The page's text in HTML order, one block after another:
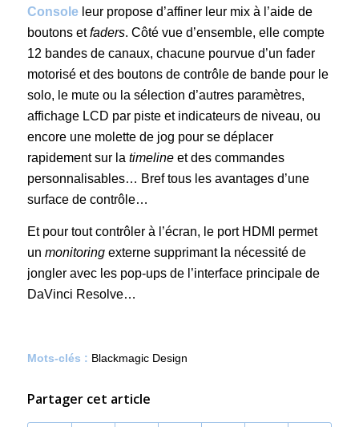
Consoleleur propose d’affiner leur mix à l’aide de
boutons etfaders. Côté vue d’ensemble, elle compte
12 bandes de canaux, chacune pourvue d’un fader
motorisé et des boutons de contrôle de bande pour le
solo, le mute ou la sélection d’autres paramètres,
affichage LCD par piste et indicateurs de niveau, ou
encore une molette de jog pour se déplacer
rapidement sur la timelineet des commandes
personnalisables… Bref tous les avantages d’une
surface de contrôle…
Et pour tout contrôler à l’écran, le port HDMI permet
un monitoringexterne supprimant la nécessité de
jongler avec les pop-ups de l’interface principale de
DaVinci Resolve…
Mots-clés : Blackmagic Design
Partager cet article